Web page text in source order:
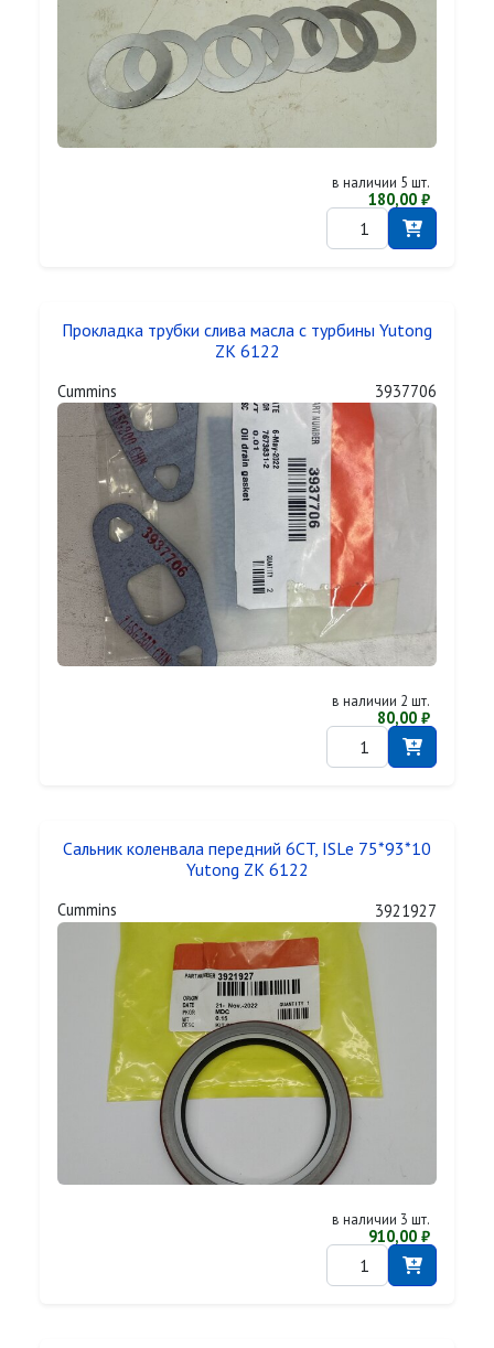
в наличии 5 шт.
180,00 ₽
Прокладка трубки слива масла с турбины Yutong
ZK 6122
Cummins 3937706
в наличии 2 шт.
80,00 ₽
Сальник коленвала передний 6CT, ISLe 75*93*10
Yutong ZK 6122
Cummins 3921927
в наличии 3 шт.
910,00 ₽